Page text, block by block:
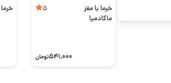
خرما با مغز
ماکادمیا
5
541,000تومان